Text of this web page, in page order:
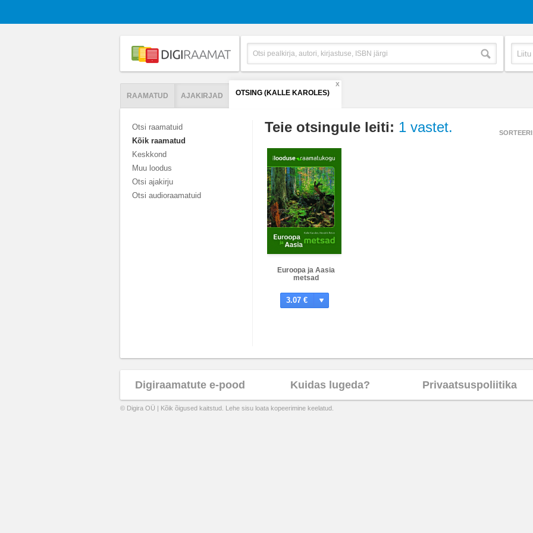
RAAMATUD AJAKIRJAD OTSING (KALLE KAROLES)
X
Otsi raamatuid
Kõik raamatud
Keskkond
Muu loodus
Otsi ajakirju
Otsi audioraamatuid
Teie otsingule leiti: 1 vastet.
Euroopa ja Aasia
metsad
3.07 €
Digiraamatute e-pood Kuidas lugeda? Privaatsuspoliitika
© Digira OÜ | Kõik õigused kaitstud. Lehe sisu loata kopeerimine keelatud.